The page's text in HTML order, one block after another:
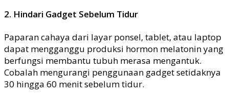
2. Hindari Gadget Sebelum Tidur
Paparan cahaya dari layar ponsel, tablet, atau laptop
dapat mengganggu produksi hormon melatonin yang
berfungsi membantu tubuh merasa mengantuk.
Cobalah mengurangi penggunaan gadget setidaknya
30 hingga 60 menit sebelum tidur.